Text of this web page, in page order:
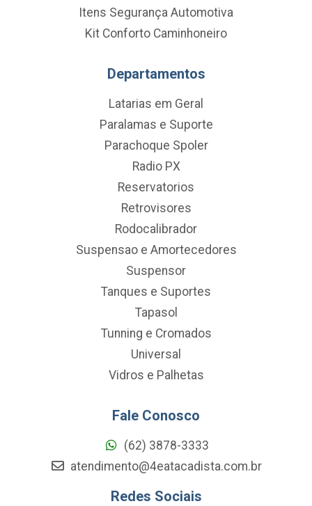
Itens Segurança Automotiva
Kit Conforto Caminhoneiro
Departamentos
Latarias em Geral
Paralamas e Suporte
Parachoque Spoler
Radio PX
Reservatorios
Retrovisores
Rodocalibrador
Suspensao e Amortecedores
Suspensor
Tanques e Suportes
Tapasol
Tunning e Cromados
Universal
Vidros e Palhetas
Fale Conosco
(62) 3878-3333
atendimento@4eatacadista.com.br
Redes Sociais